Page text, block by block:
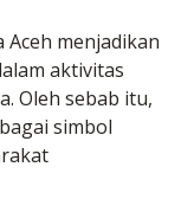
menjadikan
aktivitas
Oleh sebab itu,
simbol